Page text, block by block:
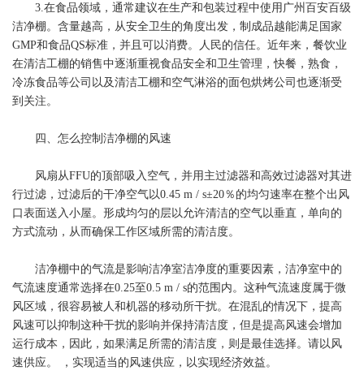
3.在食品领域，通常建议在生产和包装过程中使用广州百安百级
洁净棚。含量越高，从安全卫生的角度出发，制成品越能满足国家
GMP和食品QS标准，并且可以消费。人民的信任。近年来，餐饮业
在清洁工棚的销售中逐渐重视食品安全和卫生管理，快餐，熟食，
冷冻食品等公司以及清洁工棚和空气淋浴的面包烘烤公司也逐渐受
到关注。
四、怎么控制洁净棚的风速
风扇从FFU的顶部吸入空气，并用主过滤器和高效过滤器对其进
行过滤，过滤后的干净空气以0.45 m / s±20％的均匀速率在整个出风
口表面送入小屋。形成均匀的层以允许清洁的空气以垂直，单向的
方式流动，从而确保工作区域所需的清洁度。
洁净棚中的气流是影响洁净室洁净度的重要因素，洁净室中的
气流速度通常选择在0.25至0.5 m / s的范围内。这种气流速度属于微
风区域，很容易被人和机器的移动所干扰。在混乱的情况下，提高
风速可以抑制这种干扰的影响并保持清洁度，但是提高风速会增加
运行成本，因此，如果满足所需的清洁度，则是最佳选择。请以风
速供应。 ，实现适当的风速供应，以实现经济效益。